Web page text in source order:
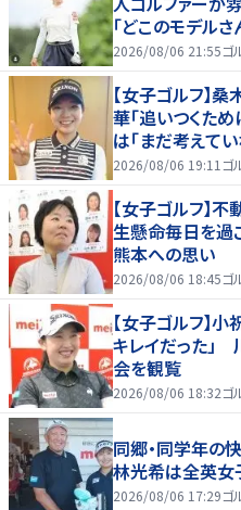
「どこのモデルさ
2026/08/06 21:55ゴ
【女子ゴルフ】
華「追いつくた
は「まだ考えてい
2026/08/06 19:11 ゴ
【女子ゴルフ】
生懸命毎日を過
熊本への思い
2026/08/06 18:45ゴ
【女子ゴルフ】小
キレイだった」
会を観覧
2026/08/06 18:32ゴ
同郷・同学年の
林光希は全英女
2026/08/06 17:29ゴ